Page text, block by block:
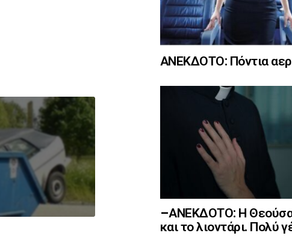
ΑΝΕΚΔΟΤΟ: Πόντια
–ΑΝΕΚΔΟΤΟ: Η
και το λιοντάρι. Πολύ